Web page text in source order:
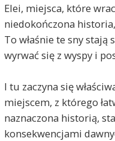
Elei, miejsca, które
niedokończona
To właśnie te sny
wyrwać się z wyspy i
I tu zaczyna się
miejscem, z którego
naznaczona historią,
konsekwencjami